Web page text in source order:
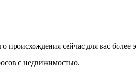
происхождения сейчас для вас более
с недвижимостью.